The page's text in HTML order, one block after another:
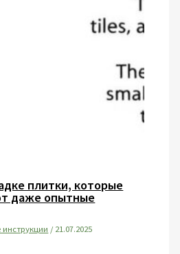
плитки, которые
даже опытные
/21.07.2025